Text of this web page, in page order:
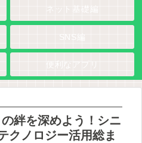
絆を深めよう！シニ
クノロジー活用総ま